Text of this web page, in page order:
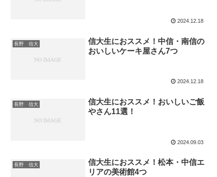
2024.12.18
長野 信大
信大生におススメ！中信・南信の
おいしいケーキ屋さん7つ
2024.12.18
長野 信大
信大生におススメ！おいしいご飯
やさん11選！
2024.09.03
長野 信大
信大生におススメ！松本・中信エ
リアの美術館4つ